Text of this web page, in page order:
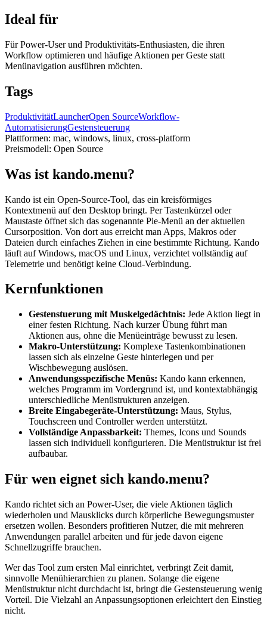
Ideal für
Für Power-User und Produktivitäts-Enthusiasten, die ihren
Workflow optimieren und häufige Aktionen per Geste statt
Menünavigation ausführen möchten.
Tags
ProduktivitätLauncherOpen SourceWorkflow-
AutomatisierungGestensteuerung
Plattformen: mac, windows, linux, cross-platform
Preismodell: Open Source
Was ist kando.menu?
Kando ist ein Open-Source-Tool, das ein kreisförmiges
Kontextmenü auf den Desktop bringt. Per Tastenkürzel oder
Maustaste öffnet sich das sogenannte Pie-Menü an der aktuellen
Cursorposition. Von dort aus erreicht man Apps, Makros oder
Dateien durch einfaches Ziehen in eine bestimmte Richtung. Kando
läuft auf Windows, macOS und Linux, verzichtet vollständig auf
Telemetrie und benötigt keine Cloud-Verbindung.
Kernfunktionen
Gestenstuerung mit Muskelgedächtnis: Jede Aktion liegt in
einer festen Richtung. Nach kurzer Übung führt man
Aktionen aus, ohne die Menüeinträge bewusst zu lesen.
Makro-Unterstützung: Komplexe Tastenkombinationen
lassen sich als einzelne Geste hinterlegen und per
Wischbewegung auslösen.
Anwendungsspezifische Menüs: Kando kann erkennen,
welches Programm im Vordergrund ist, und kontextabhängig
unterschiedliche Menüstrukturen anzeigen.
Breite Eingabegeräte-Unterstützung: Maus, Stylus,
Touchscreen und Controller werden unterstützt.
Vollständige Anpassbarkeit: Themes, Icons und Sounds
lassen sich individuell konfigurieren. Die Menüstruktur ist frei
aufbaubar.
Für wen eignet sich kando.menu?
Kando richtet sich an Power-User, die viele Aktionen täglich
wiederholen und Mausklicks durch körperliche Bewegungsmuster
ersetzen wollen. Besonders profitieren Nutzer, die mit mehreren
Anwendungen parallel arbeiten und für jede davon eigene
Schnellzugriffe brauchen.
Wer das Tool zum ersten Mal einrichtet, verbringt Zeit damit,
sinnvolle Menühierarchien zu planen. Solange die eigene
Menüstruktur nicht durchdacht ist, bringt die Gestensteuerung wenig
Vorteil. Die Vielzahl an Anpassungsoptionen erleichtert den Einstieg
nicht.